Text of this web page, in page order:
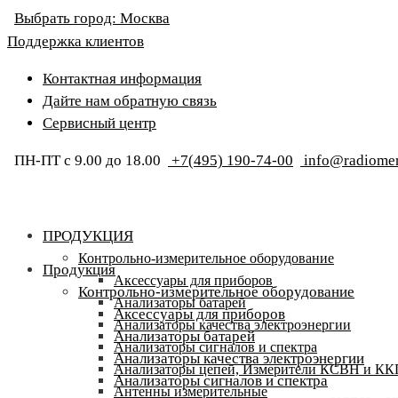
Выбрать город: Москва
Поддержка клиентов
Контактная информация
Дайте нам обратную связь
Сервисный центр
ПН-ПТ с 9.00 до 18.00 +7(495) 190-74-00
ПРОДУКЦИЯ
Контрольно-измерительное оборудование
Аксессуары для приборов
Анализаторы батарей
Анализаторы качества электроэнергии
Анализаторы сигналов и спектра
Анализаторы цепей, Измерители КСВН и
Антенны измерительные
Продукция
Контрольно-измерительное оборудование
Аксессуары для приборов
Анализаторы батарей
Анализаторы качества электроэнергии
Анализаторы сигналов и спектра